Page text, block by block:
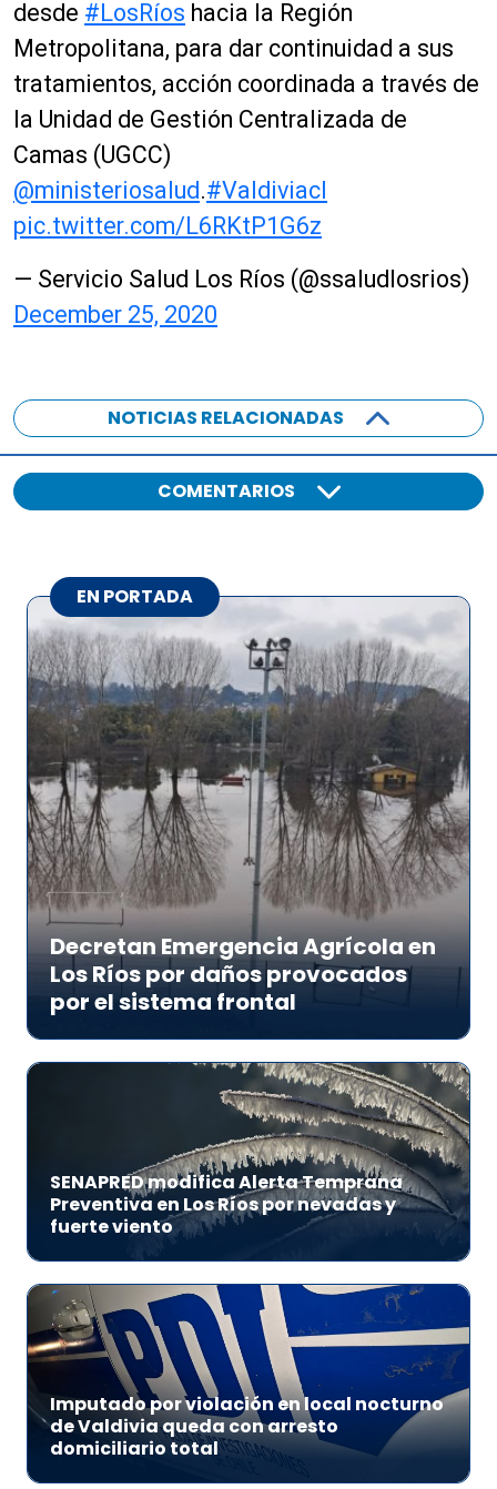
desde #LosRíos hacia la Región
Metropolitana, para dar continuidad a sus
tratamientos, acción coordinada a través de
la Unidad de Gestión Centralizada de
Camas (UGCC)
@ministeriosalud.#Valdiviacl
pic.twitter.com/L6RKtP1G6z
— Servicio Salud Los Ríos (@ssaludlosrios)
December 25, 2020
NOTICIAS RELACIONADAS
COMENTARIOS
EN PORTADA
Decretan Emergencia Agrícola en
Los Ríos por daños provocados
por el sistema frontal
SENAPRED modifica Alerta Temprana
Preventiva en Los Ríos por nevadas y
fuerte viento
Imputado por violación en local nocturno
de Valdivia queda con arresto
domiciliario total